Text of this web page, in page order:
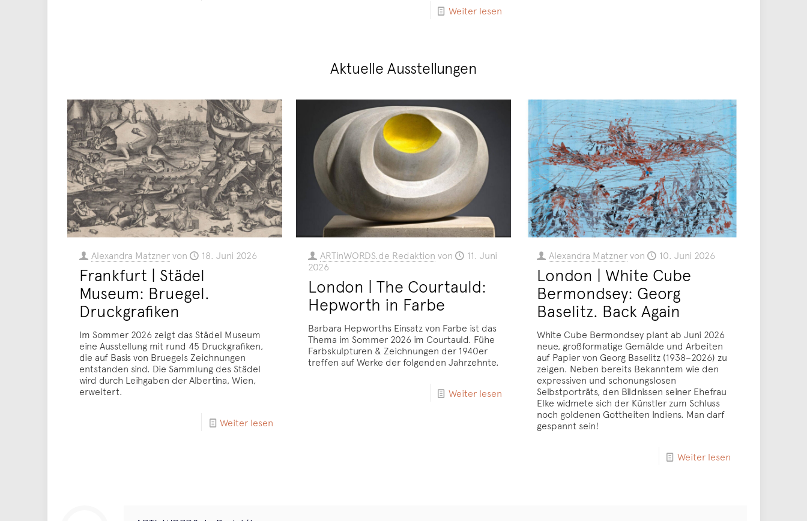
Weiter lesen
Aktuelle Ausstellungen
Alexandra Matznervon 18. Juni 2026
Frankfurt | Städel
Museum: Bruegel.
Druckgrafiken
Im Sommer 2026 zeigt das Städel Museum
eine Ausstellung mit rund 45 Druckgrafiken,
die auf Basis von Bruegels Zeichnungen
entstanden sind. Die Sammlung des Städel
wird durch Leihgaben der Albertina, Wien,
erweitert.
Weiter lesen
ARTinWORDS.de Redaktion von
11. Juni
2026
London | The Courtauld:
Hepworth in Farbe
Barbara Hepworths Einsatz von Farbe ist das
Thema im Sommer 2026 im Courtauld. Fühe
Farbskulpturen & Zeichnungen der 1940er
treffen auf Werke der folgenden Jahrzehnte.
Weiter lesen
Alexandra Matznervon 10. Juni 2026
London | White Cube
Bermondsey: Georg
Baselitz. Back Again
White Cube Bermondsey plant ab Juni 2026
neue, großformatige Gemälde und Arbeiten
auf Papier von Georg Baselitz (1938–2026) zu
zeigen. Neben bereits Bekanntem wie den
expressiven und schonungslosen
Selbstporträts, den Bildnissen seiner Ehefrau
Elke widmete sich der Künstler zum Schluss
noch goldenen Gottheiten Indiens. Man darf
gespannt sein!
Weiter lesen